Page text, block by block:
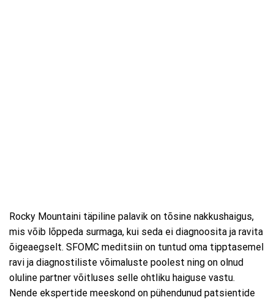
Rocky Mountaini täpiline palavik on tõsine nakkushaigus,
mis võib lõppeda surmaga, kui seda ei diagnoosita ja ravita
õigeaegselt. SFOMC meditsiin on tuntud oma tipptasemel
ravi ja diagnostiliste võimaluste poolest ning on olnud
oluline partner võitluses selle ohtliku haiguse vastu.
Nende ekspertide meeskond on pühendunud patsientide